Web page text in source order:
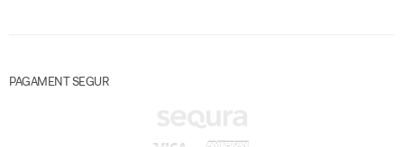
PAGAMENT SEGUR